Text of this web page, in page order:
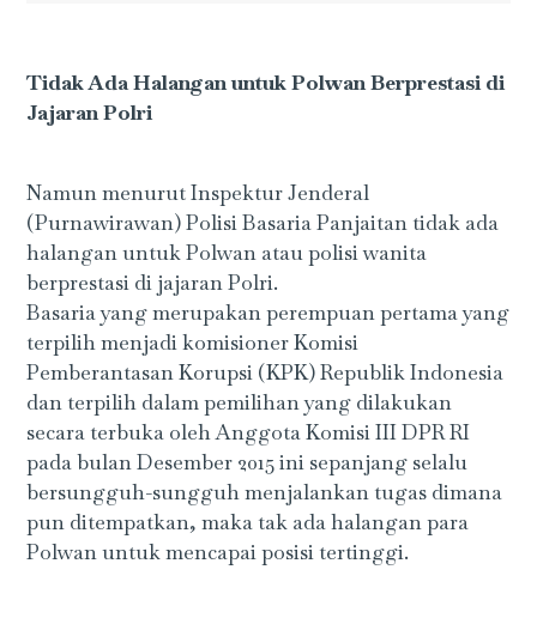
Tidak Ada Halangan untuk Polwan Berprestasi di
Jajaran Polri
Namun menurut Inspektur Jenderal
(Purnawirawan) Polisi Basaria Panjaitan tidak ada
halangan untuk Polwan atau polisi wanita
berprestasi di jajaran Polri.
Basaria yang merupakan perempuan pertama yang
terpilih menjadi komisioner Komisi
Pemberantasan Korupsi (KPK) Republik Indonesia
dan terpilih dalam pemilihan yang dilakukan
secara terbuka oleh Anggota Komisi III DPR RI
pada bulan Desember 2015 ini sepanjang selalu
bersungguh-sungguh menjalankan tugas dimana
pun ditempatkan, maka tak ada halangan para
Polwan untuk mencapai posisi tertinggi.